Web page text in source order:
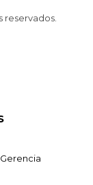
reservados.